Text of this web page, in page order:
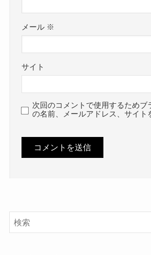
メール ※
サイト
次回のコメントで使用するためブ
の名前、メールアドレス、サイト